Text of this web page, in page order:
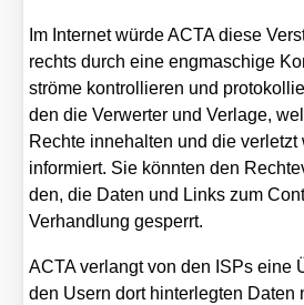
Im Inter­net wür­de ACTA die­se
rechts durch eine eng­ma­schi­ge
strö­me kon­trol­lie­ren und
den die Ver­wer­ter und Ver­la­ge,
Rech­te inne­hal­ten und die
infor­miert. Sie könn­ten den
den, die Daten und Links zum
Ver­hand­lung gesperrt.
ACTA ver­langt von den ISPs eine
den Usern dort hin­ter­leg­ten